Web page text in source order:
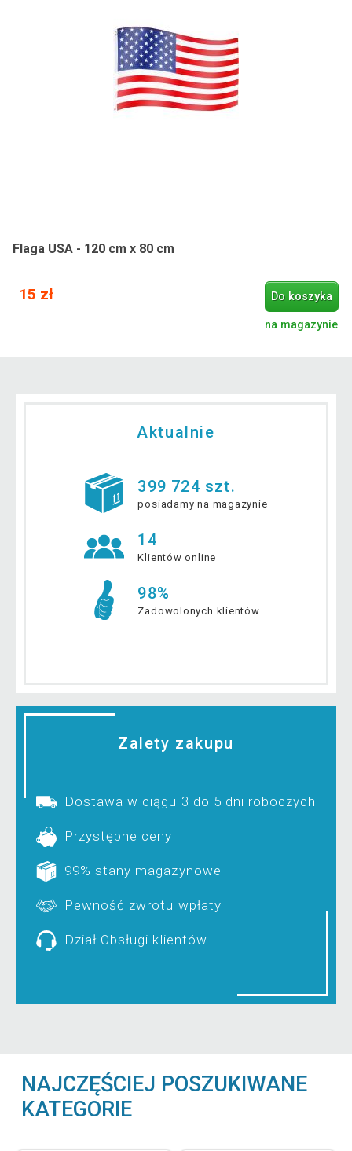
Flaga USA - 120 cm x 80 cm
15 zł Do koszyka
na magazynie
Aktualnie
399 724 szt.
posiadamy na magazynie
14
Klientów online
98%
Zadowolonych klientów
Zalety zakupu
Dostawa w ciągu 3 do 5 dni roboczych
Przystępne ceny
99% stany magazynowe
Pewność zwrotu wpłaty
Dział Obsługi klientów
NAJCZĘŚCIEJ POSZUKIWANE
KATEGORIE